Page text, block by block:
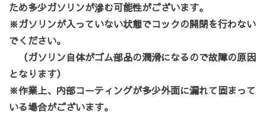
ため多少ガソリンが滲む可能性がございます。
※ガソリンが入っていない状態でコックの開閉を行わない
でください。
（ガソリン自体がゴム部品の潤滑になるので故障の原因
となります）
※作業上、内部コーティングが多少外面に漏れて固まって
いる場合がございます。